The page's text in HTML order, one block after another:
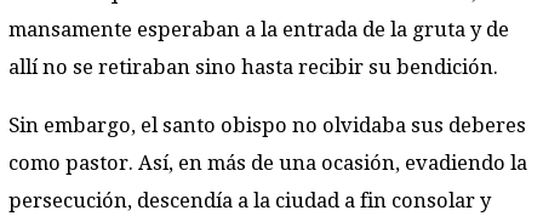
mansamente esperaban a la entrada de la gruta y de
allí no se retiraban sino hasta recibir su bendición.
Sin embargo, el santo obispo no olvidaba sus deberes
como pastor. Así, en más de una ocasión, evadiendo la
persecución, descendía a la ciudad a fin consolar y